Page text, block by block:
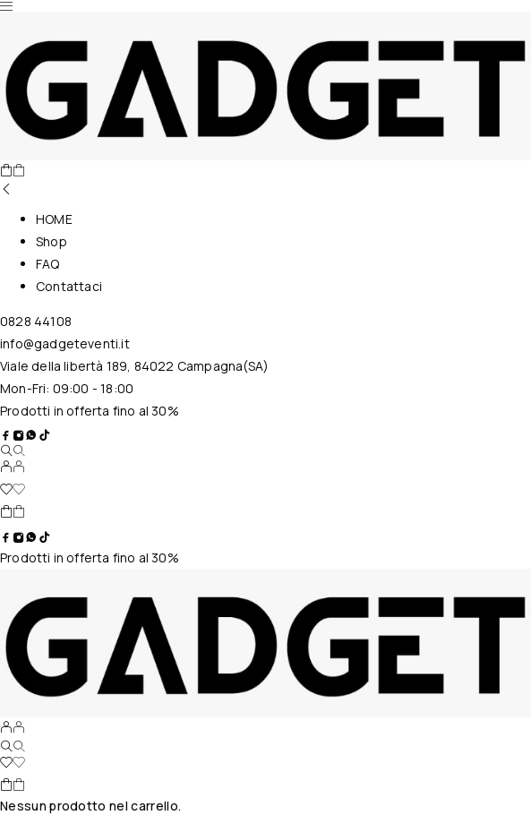
Nessun prodotto nel carrello.
HOME
Shop
FAQ
Contattaci
0828 44108
info@gadgeteventi.it
Viale della libertà 189, 84022 Campagna(SA)
Mon-Fri: 09:00 - 18:00
Prodotti in offerta fino al 30%
Prodotti in offerta fino al 30%
Nessun prodotto nel carrello.